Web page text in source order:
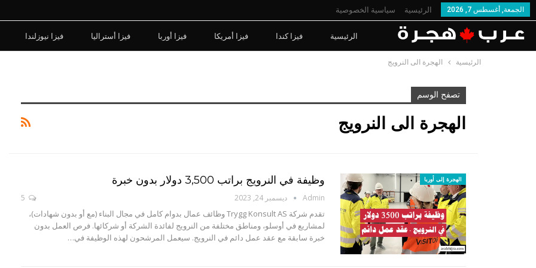
الجمعة, أغسطس 7, 2026 الرئيسية سياسية الخصوصية
الرئيسية فيزا كندا فيزا أمريكا فيزا أوربا فيزا أستراليا فيزا نيوزلندا
الرئيسية الهجرة الى النرويج
تصفح الوسم
الهجرة الى النرويج
الهجرة إلى أوربا وظيفة في النرويج براتب 3,500 دولار بدون خبرة
Admin ديسمبر 24, 2023
تقدم شركة Trygg Konsult AS وظائف عمال بدوام كامل في مجال البناء (مع أو بدون شهادات)،
لمشاريع في أوسلو، ومناطق مختلفة من النرويج لفائدة الشركة أو شركائها. فرص العمل بدون
خبرة سابقة مع عقد عمل دائم في النرويج. سيعمل المرشحون لهذه الوظيفة في…